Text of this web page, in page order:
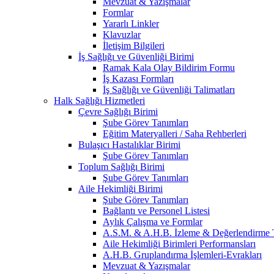
Formlar
Yararlı Linkler
Klavuzlar
İletişim Bilgileri
İş Sağlığı ve Güvenliği Birimi
Ramak Kala Olay Bildirim Formu
İş Kazası Formları
İş Sağlığı ve Güvenliği Talimatları
Halk Sağlığı Hizmetleri
Çevre Sağlığı Birimi
Şube Görev Tanımları
Eğitim Materyalleri / Saha Rehberleri
Bulaşıcı Hastalıklar Birimi
Şube Görev Tanımları
Toplum Sağlığı Birimi
Şube Görev Tanımları
Aile Hekimliği Birimi
Şube Görev Tanımları
Bağlantı ve Personel Listesi
Aylık Çalışma ve Formlar
A.S.M. & A.H.B. İzleme & Değerlendirme
Aile Hekimliği Birimleri Performansları
A.H.B. Gruplandırma İşlemleri-Evrakları
Mevzuat & Yazışmalar